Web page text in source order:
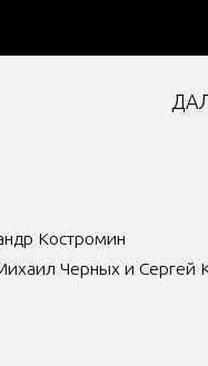
Костромин
Черных и Сергей